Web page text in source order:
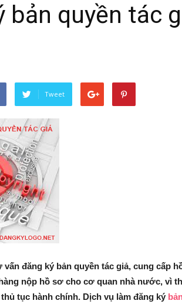
bản quyền tác
Tweet
đăng ký bản quyền tác giả, cung cấp
nộp hồ sơ cho cơ quan nhà nước, vì
tục hành chính. Dịch vụ làm đăng ký